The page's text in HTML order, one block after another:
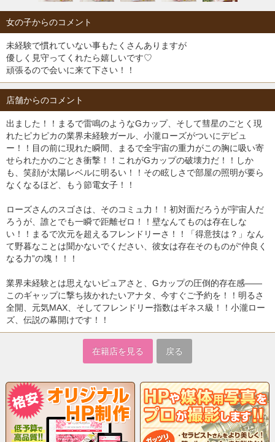
女の子からのコメント
未経験で慣れていない事もたくさんありますが
優しく見守ってくれたら嬉しいです♡
頑張るので会いに来て下さい！！
店舗からのコメント
出ました！！まるで雷鳴のようなGカップ、そして彗星のごとく現
れたピカピカの業界未経験ガール、小瀧ローズがついにデビュ
ー！！目の前に現れた瞬間、まるで全宇宙の重力がこの胸に吸い寄
せられたかのごとき衝撃！！これがGカップの破壊力だ！！しか
も、笑顔が太陽レベルに明るい！！その眩しさで部屋の照明が要ら
なくなるほど、もう節電女子！！
ローズさんのスゴさは、そのコミュ力！！初対面だろうが宇宙人だ
ろうが、誰とでも一瞬で距離ゼロ！！壁なんてものは存在しな
い！！まるで次元を超えるフレンドリーさ！！「得意技は？」なん
て野暮なことは聞かないでください、彼女は存在そのものが“仲良く
なる力”の塊！！！
業界未経験とは思えないピュアさと、Gカップの圧倒的存在感――
このギャップに撃ち抜かれたいアナタ、今すぐご予約を！！明るさ
全開、元気MAX、そしてフレンドリー指数はギネス級！！小瀧ロー
ズ、伝説の幕開けです！！
在籍店を見る 戻る